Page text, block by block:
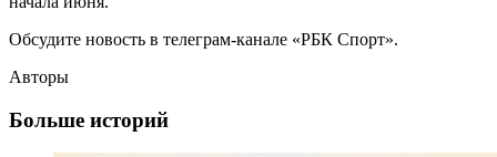
Обсудите новость в телеграм-канале «РБК Спорт».
Авторы
Больше историй